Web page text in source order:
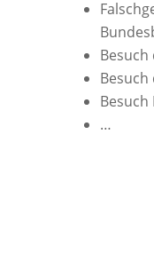
Besuch
…